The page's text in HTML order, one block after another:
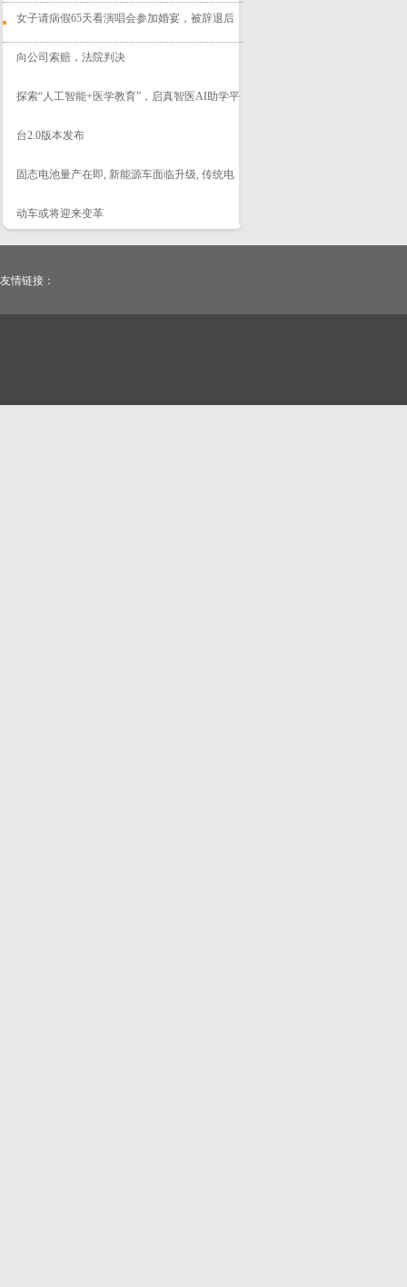
女子请病假65天看演唱会参加婚宴，被辞退后
向公司索赔，法院判决
探索“人工智能+医学教育”，启真智医AI助学平
台2.0版本发布
固态电池量产在即, 新能源车面临升级, 传统电
动车或将迎来变革
友情链接：